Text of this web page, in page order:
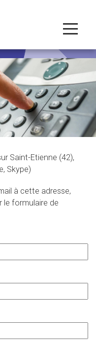
Saint-Etienne (42),
Skype)
à cette adresse,
le formulaire de